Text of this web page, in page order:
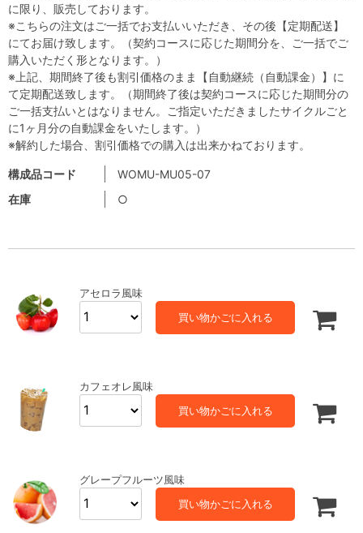
構成品コード
WOMU-MU05-07
在庫
○
アセロラ風味
買い物かごに入れる
カフェオレ風味
買い物かごに入れる
グレープフルーツ風味
買い物かごに入れる
に限り、販売しております。
※こちらの注文はご一括でお支払いいただき、その後【定期配送】
にてお届け致します。（契約コースに応じた期間分を、ご一括でご
購入いただく形となります。）
※上記、期間終了後も割引価格のまま【自動継続（自動課金）】に
て定期配送致します。（期間終了後は契約コースに応じた期間分の
ご一括支払いとはなりません。ご指定いただきましたサイクルごと
に1ヶ月分の自動課金をいたします。）
※解約した場合、割引価格での購入は出来かねております。